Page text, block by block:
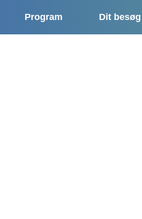
Program Dit besøg